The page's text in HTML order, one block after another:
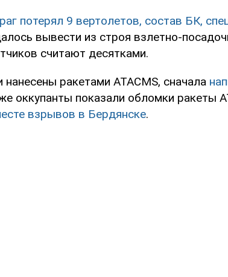
потерял 9 вертолетов, состав БК,
вывести из строя взлетно-
считают десятками.
ракетами ATACMS, сначала
оккупанты показали обломки ракеты
взрывов в Бердянске.